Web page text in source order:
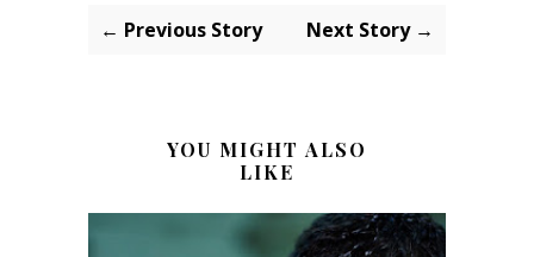
← Previous Story Next Story →
YOU MIGHT ALSO
LIKE